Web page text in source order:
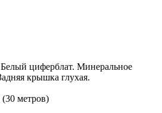
циферблат. Минеральное
крышка глухая.
метров)